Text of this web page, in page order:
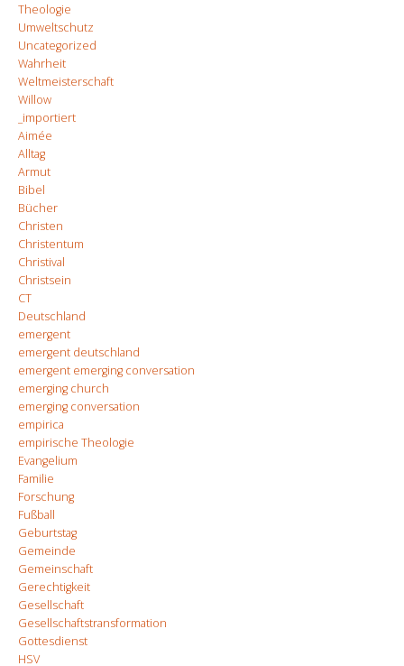
Theologie
Umweltschutz
Uncategorized
Wahrheit
Weltmeisterschaft
Willow
_importiert
Aimée
Alltag
Armut
Bibel
Bücher
Christen
Christentum
Christival
Christsein
CT
Deutschland
emergent
emergent deutschland
emergent emerging conversation
emerging church
emerging conversation
empirica
empirische Theologie
Evangelium
Familie
Forschung
Fußball
Geburtstag
Gemeinde
Gemeinschaft
Gerechtigkeit
Gesellschaft
Gesellschaftstransformation
Gottesdienst
HSV